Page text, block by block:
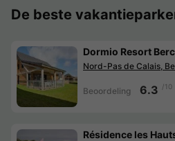
De beste
Dormio Resort
Nord-Pas de Calais,
Beoordeling 6.3 /10
Résidence les